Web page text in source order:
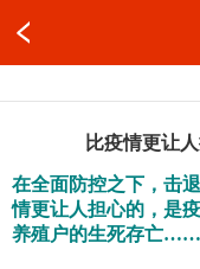
比疫情更让
在全面防控之下，击
情更让人担心的，是
养殖户的生死存亡……